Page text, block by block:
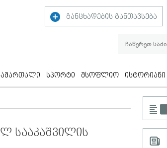
განცხადების განთავსება
სპორტი მსოფლიო ისტორიანი
სააკაშვილის